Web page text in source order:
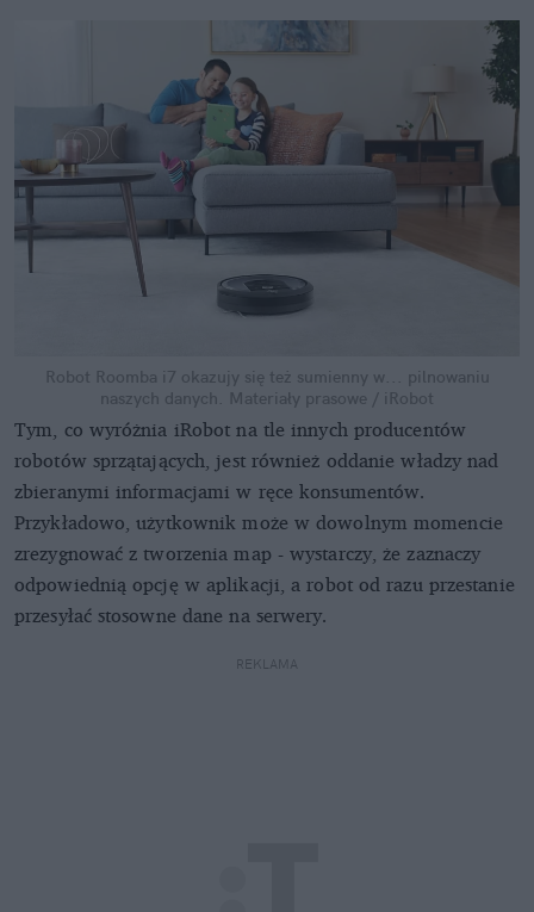
Robot Roomba i7 okazujy się też sumienny w... pilnowaniu
naszych danych. Materiały prasowe / iRobot
Tym, co wyróżnia iRobot na tle innych producentów
robotów sprzątających, jest również oddanie władzy nad
zbieranymi informacjami w ręce konsumentów.
Przykładowo, użytkownik może w dowolnym momencie
zrezygnować z tworzenia map - wystarczy, że zaznaczy
odpowiednią opcję w aplikacji, a robot od razu przestanie
przesyłać stosowne dane na serwery.
REKLAMA